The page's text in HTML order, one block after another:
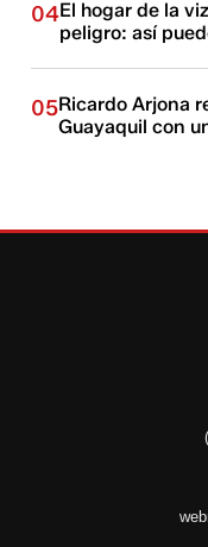
04El hogar de la
peligro: así
05Ricardo Arjona
Guayaquil con